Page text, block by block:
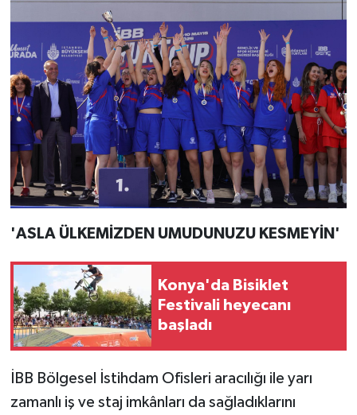
'ASLA ÜLKEMİZDEN UMUDUNUZU KESMEYİN'
Konya'da Bisiklet
Festivali heyecanı
başladı
İBB Bölgesel İstihdam Ofisleri aracılığı ile yarı
zamanlı iş ve staj imkânları da sağladıklarını